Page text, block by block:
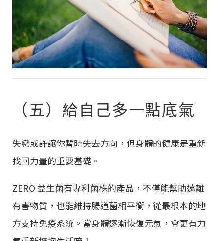
（五）給自己多一點底氣
失戀或許讓你暫時失去方向，但身體的健康是重新
找回力量的重要基礎。
ZERO 益生菌有專利菌株的產品，不僅能幫助遠離
有害物質，也能維持腸道菌相平衡，從最根本的地
方支持免疫系統。當身體逐漸恢復元氣，會更有力